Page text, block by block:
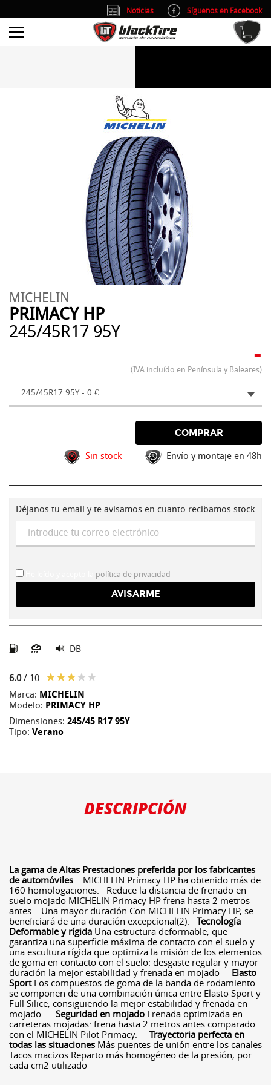
MICHELIN
PRIMACY HP
245/45R17 95Y
-
(IVA incluído en Península y Baleares)
245/45R17 95Y - 0 €
COMPRAR
Sin stock Envío y montaje en 48h
Déjanos tu email y te avisamos en cuanto recibamos stock
política de privacidad
- - -DB
6.0/ 10
Marca: MICHELIN
Modelo: PRIMACY HP
Dimensiones: 245/45 R17 95Y
Tipo: Verano
DESCRIPCIÓN
La gama de Altas Prestaciones preferida por los fabricantes
de automóviles
MICHELIN Primacy HP ha obtenido más de
160 homologaciones. Reduce la distancia de frenado en
suelo mojado MICHELIN Primacy HP frena hasta 2 metros
antes. Una mayor duración Con MICHELIN Primacy HP, se
beneficiará de una duración excepcional(2). Tecnología
Deformable y rígida Una estructura deformable, que
garantiza una superficie máxima de contacto con el suelo y
una escultura rígida que optimiza la misión de los elementos
de goma en contacto con el suelo: desgaste regular y mayor
duración la mejor estabilidad y frenada en mojado Elasto
SportLos compuestos de goma de la banda de rodamiento
se componen de una combinación única entre Elasto Sport y
Full Silice, consiguiendo la mejor estabilidad y frenada en
mojado. Seguridad en mojado Frenada optimizada en
carreteras mojadas: frena hasta 2 metros antes comparado
con el MICHELIN Pilot Primacy. Trayectoria perfecta en
todas las situaciones Más puentes de unión entre los canales
Tacos macizos Reparto más homogéneo de la presión, por
cada cm2 utilizado
Noticias
Síguenos en Facebook
info@blacktire.es
Atención al cliente: L/V 9:00-14:00 y 15:00-19:00